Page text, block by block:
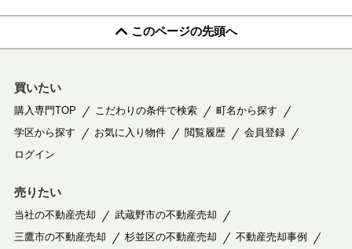
このページの先頭へ
買いたい
購入専門TOP こだわりの条件で検索
町名から探す
学区から探す
お気に入り物件 閲覧履歴
会員登録
ログイン
売りたい
当社の不動産売却
武蔵野市の不動産売却
三鷹市の不動産売却
杉並区の不動産売却
不動産売却事例